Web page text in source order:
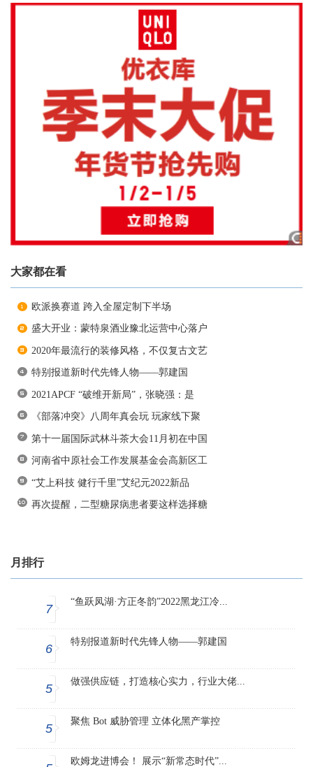
大家都在看
欧派换赛道 跨入全屋定制下半场
盛大开业：蒙特泉酒业豫北运营中心落户
2020年最流行的装修风格，不仅复古文艺
特别报道新时代先锋人物——郭建国
2021APCF “破维开新局”，张晓强：是
《部落冲突》八周年真会玩 玩家线下聚
第十一届国际武林斗茶大会11月初在中国
河南省中原社会工作发展基金会高新区工
“艾上科技 健行千里”艾纪元2022新品
再次提醒，二型糖尿病患者要这样选择糖
月排行
7
“鱼跃凤湖·方正冬韵”2022黑龙江冷...
6
特别报道新时代先锋人物——郭建国
5
做强供应链，打造核心实力，行业大佬...
5
聚焦 Bot 威胁管理 立体化黑产掌控
欧姆龙进博会！ 展示“新常态时代”...